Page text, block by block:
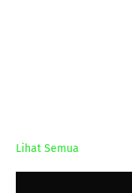
Lihat Semua